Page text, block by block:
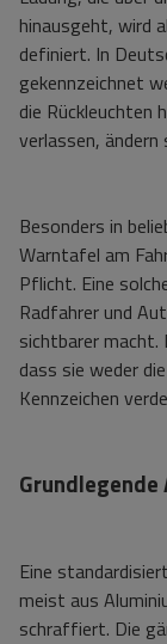
hinausgeht, wird
definiert. In
gekennzeichnet
die Rückleuchten
verlassen, ändern
Besonders in
Warntafel am
Pflicht. Eine
Radfahrer und
sichtbarer macht.
dass sie weder
Kennzeichen
Eine
meist aus
schraffiert. Die